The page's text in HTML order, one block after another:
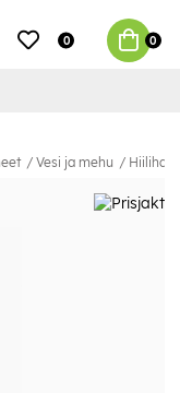
0 0
Vesi ja mehu